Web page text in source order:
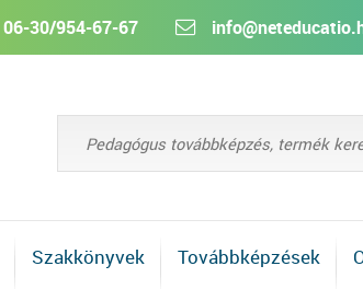
06-30/954-67-67
Szakkönyvek Továbbképzések